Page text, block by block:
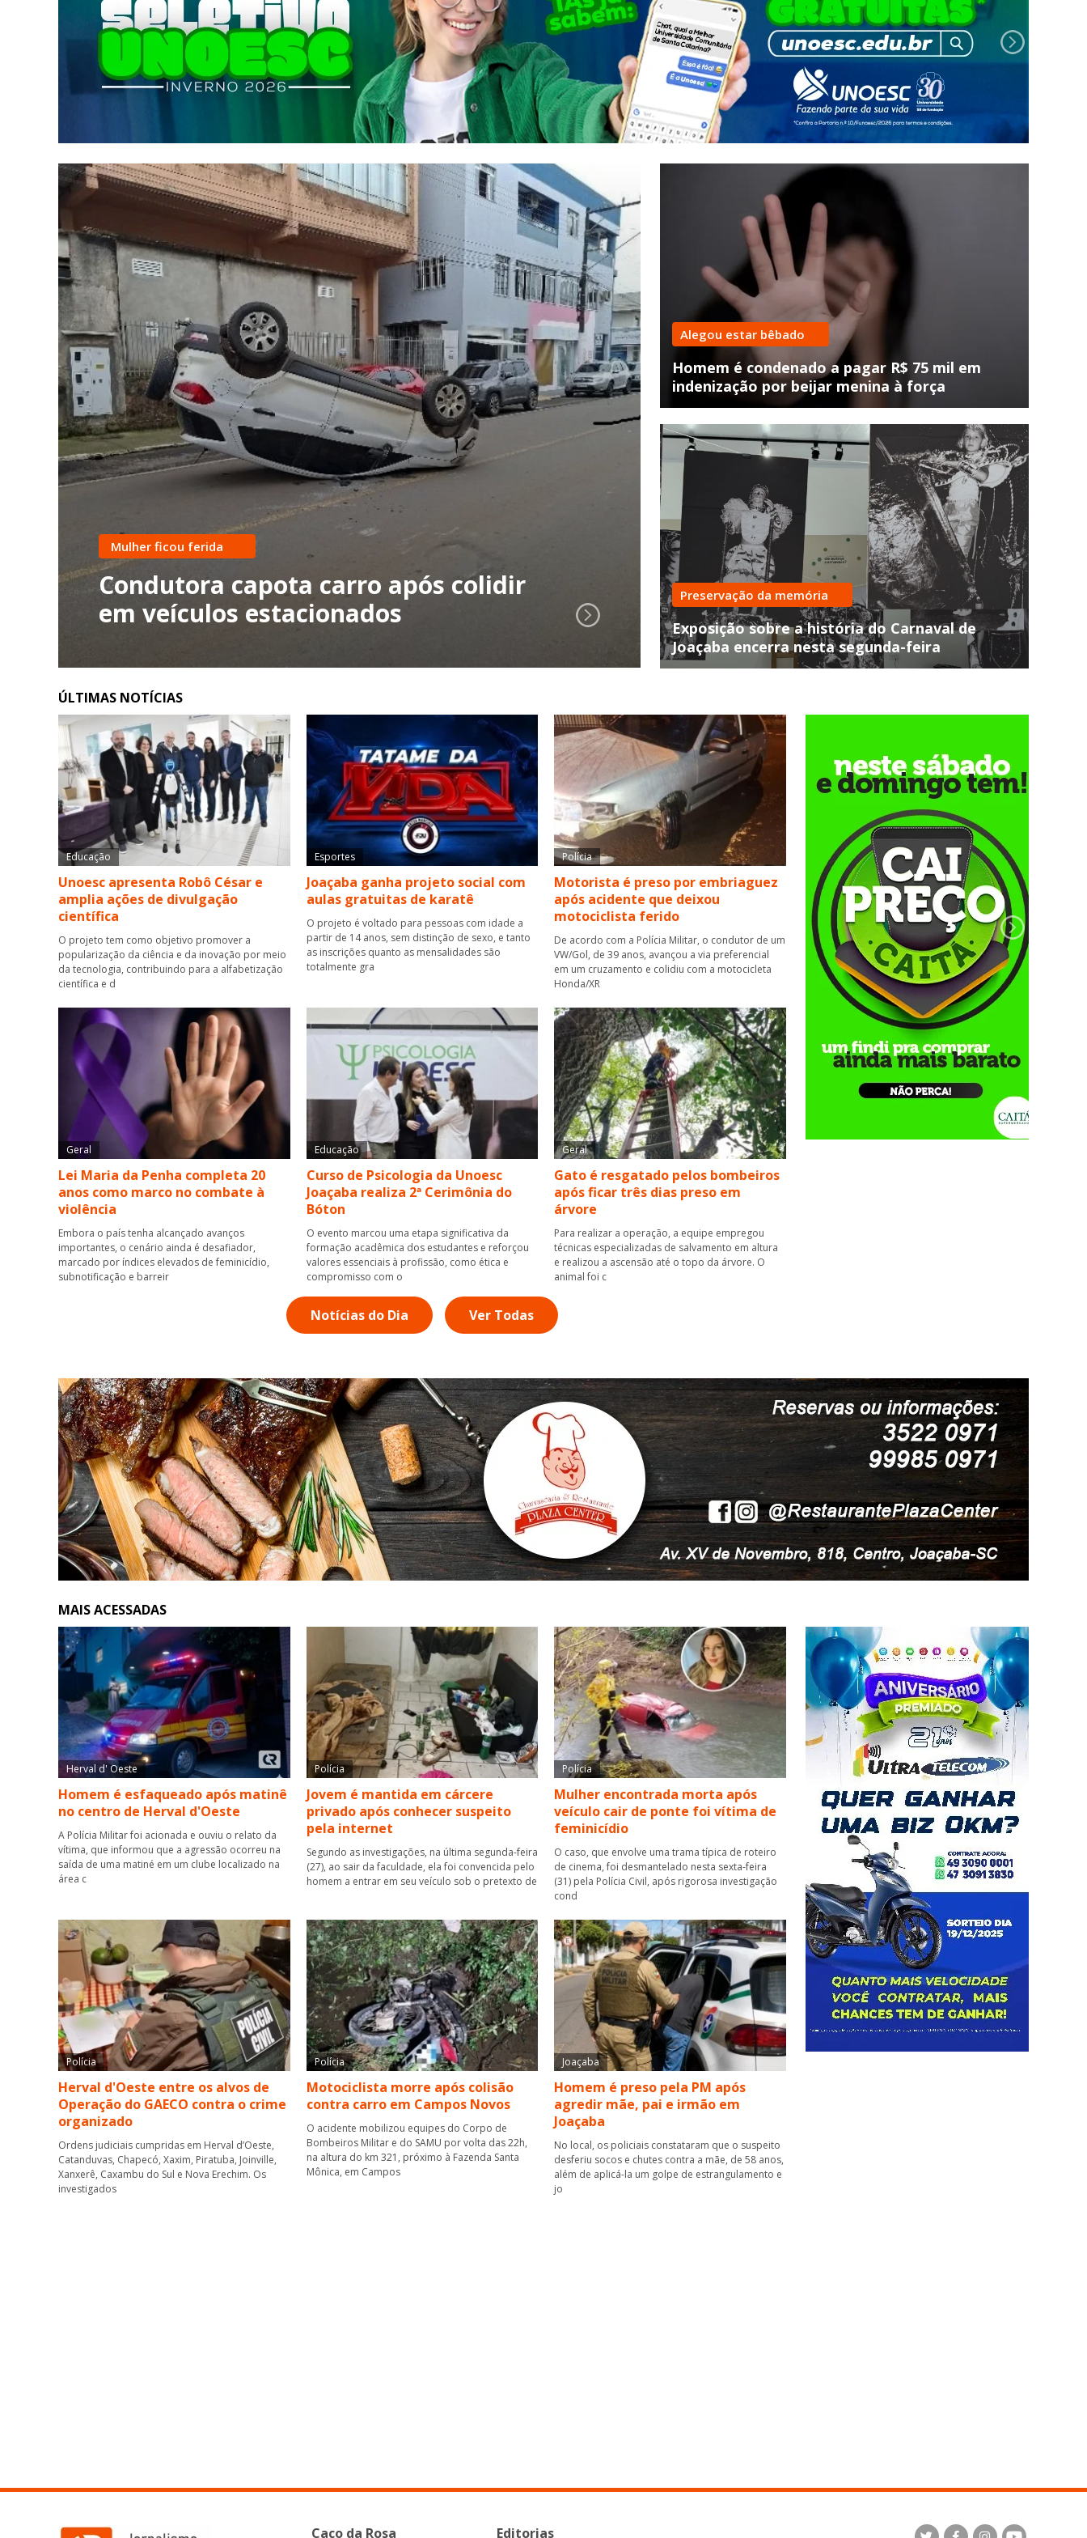
Mulher ficou ferida
Condutora capota carro após colidir
em veículos estacionados
Resgatadas pelos Bombeiros
Carro com duas pessoas cai no
Tigre em Joaçaba
Alegou estar bêbado
Homem é condenado a pagar R$ 75 mil em
indenização por beijar menina à força
Preservação da memória
Exposição sobre a história do Carnaval de
Joaçaba encerra nesta segunda-feira
ÚLTIMAS NOTÍCIAS
Educação
Unoesc apresenta Robô César e
amplia ações de divulgação
científica
O projeto tem como objetivo promover a
popularização da ciência e da inovação por meio
da tecnologia, contribuindo para a alfabetização
científica e d
Esportes
Joaçaba ganha projeto social com
aulas gratuitas de karatê
O projeto é voltado para pessoas com idade a
partir de 14 anos, sem distinção de sexo, e tanto
as inscrições quanto as mensalidades são
totalmente gra
Polícia
Motorista é preso por embriaguez
após acidente que deixou
motociclista ferido
De acordo com a Polícia Militar, o condutor de um
VW/Gol, de 39 anos, avançou a via preferencial
em um cruzamento e colidiu com a motocicleta
Honda/XR
Geral
Lei Maria da Penha completa 20
anos como marco no combate à
violência
Embora o país tenha alcançado avanços
importantes, o cenário ainda é desafiador,
marcado por índices elevados de feminicídio,
subnotificação e barreir
Educação
Curso de Psicologia da Unoesc
Joaçaba realiza 2ª Cerimônia do
Bóton
O evento marcou uma etapa significativa da
formação acadêmica dos estudantes e reforçou
valores essenciais à profissão, como ética e
compromisso com o
Geral
Gato é resgatado pelos bombeiros
após ficar três dias preso em
árvore
Para realizar a operação, a equipe empregou
técnicas especializadas de salvamento em altura
e realizou a ascensão até o topo da árvore. O
animal foi c
Notícias do Dia Ver Todas
MAIS ACESSADAS
Herval d' Oeste
Homem é esfaqueado após matinê
no centro de Herval d'Oeste
A Polícia Militar foi acionada e ouviu o relato da
vítima, que informou que a agressão ocorreu na
saída de uma matiné em um clube localizado na
área c
Polícia
Jovem é mantida em cárcere
privado após conhecer suspeito
pela internet
Segundo as investigações, na última segunda-feira
(27), ao sair da faculdade, ela foi convencida pelo
homem a entrar em seu veículo sob o pretexto de
Polícia
Mulher encontrada morta após
veículo cair de ponte foi vítima de
feminicídio
O caso, que envolve uma trama típica de roteiro
de cinema, foi desmantelado nesta sexta-feira
(31) pela Polícia Civil, após rigorosa investigação
cond
Polícia
Herval d'Oeste entre os alvos de
Operação do GAECO contra o crime
organizado
Ordens judiciais cumpridas em Herval d’Oeste,
Catanduvas, Chapecó, Xaxim, Piratuba, Joinville,
Xanxerê, Caxambu do Sul e Nova Erechim. Os
investigados
Polícia
Motociclista morre após colisão
contra carro em Campos Novos
O acidente mobilizou equipes do Corpo de
Bombeiros Militar e do SAMU por volta das 22h,
na altura do km 321, próximo à Fazenda Santa
Mônica, em Campos
Joaçaba
Homem é preso pela PM após
agredir mãe, pai e irmão em
Joaçaba
No local, os policiais constataram que o suspeito
desferiu socos e chutes contra a mãe, de 58 anos,
além de aplicá-la um golpe de estrangulamento e
jo
Caco da Rosa Editorias